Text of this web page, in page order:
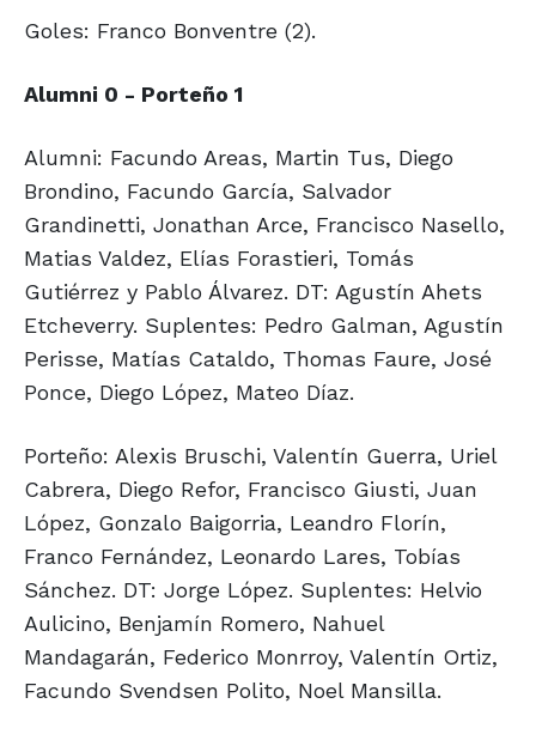
Goles: Franco Bonventre (2).
Alumni 0 - Porteño 1
Alumni: Facundo Areas, Martin Tus, Diego
Brondino, Facundo García, Salvador
Grandinetti, Jonathan Arce, Francisco Nasello,
Matias Valdez, Elías Forastieri, Tomás
Gutiérrez y Pablo Álvarez. DT: Agustín Ahets
Etcheverry. Suplentes: Pedro Galman, Agustín
Perisse, Matías Cataldo, Thomas Faure, José
Ponce, Diego López, Mateo Díaz.
Porteño: Alexis Bruschi, Valentín Guerra, Uriel
Cabrera, Diego Refor, Francisco Giusti, Juan
López, Gonzalo Baigorria, Leandro Florín,
Franco Fernández, Leonardo Lares, Tobías
Sánchez. DT: Jorge López. Suplentes: Helvio
Aulicino, Benjamín Romero, Nahuel
Mandagarán, Federico Monrroy, Valentín Ortiz,
Facundo Svendsen Polito, Noel Mansilla.